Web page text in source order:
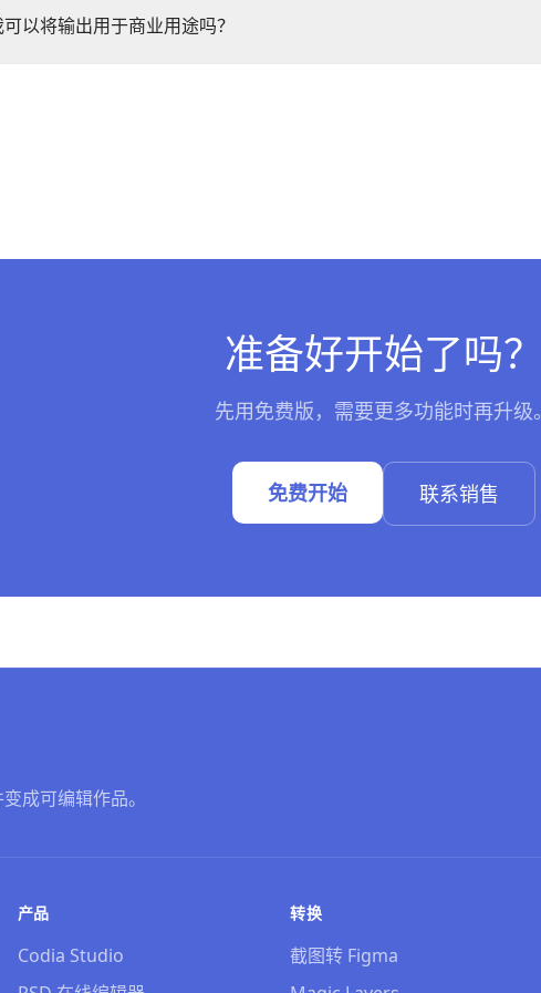
以将输出用于商业用途吗？
准备好开始了吗？
先用免费版，需要更多功能时再升级。
免费开始 联系销售
成可编辑作品。
产品
Codia Studio
转换
截图转 Figma